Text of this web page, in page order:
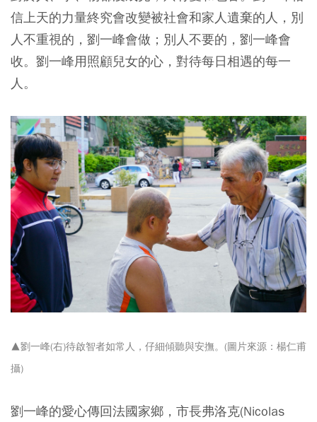
信上天的力量終究會改變被社會和家人遺棄的人，別
人不重視的，劉一峰會做；別人不要的，劉一峰會
收。劉一峰用照顧兒女的心，對待每日相遇的每一
人。
▲劉一峰(右)待啟智者如常人，仔細傾聽與安撫。(圖片來源：楊仁甫
攝)
劉一峰的愛心傳回法國家鄉，市長弗洛克(Nicolas